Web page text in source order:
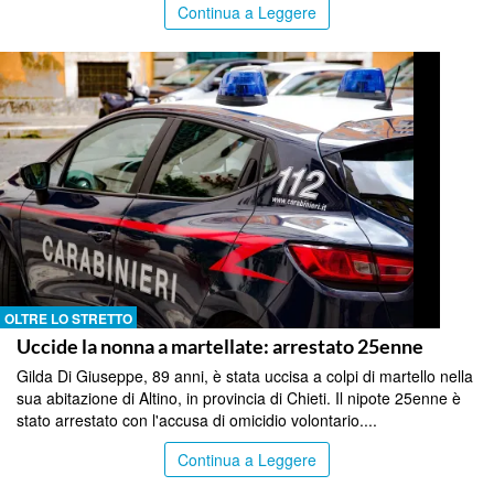
Continua a Leggere
OLTRE LO STRETTO
Uccide la nonna a martellate: arrestato 25enne
Gilda Di Giuseppe, 89 anni, è stata uccisa a colpi di martello nella
sua abitazione di Altino, in provincia di Chieti. Il nipote 25enne è
stato arrestato con l'accusa di omicidio volontario....
Continua a Leggere